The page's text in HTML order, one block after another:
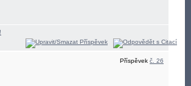
Příspěvek č. 26